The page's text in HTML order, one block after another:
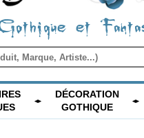
et
DÉCORATION
GOTHIQUE